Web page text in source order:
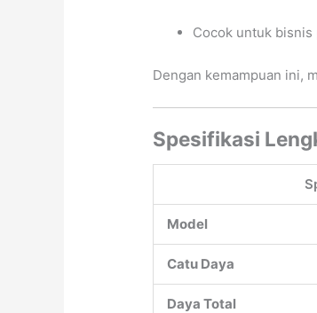
Cocok untuk
Dengan kemampuan ini,
Spesifikasi
Model
Catu Daya
Daya Total